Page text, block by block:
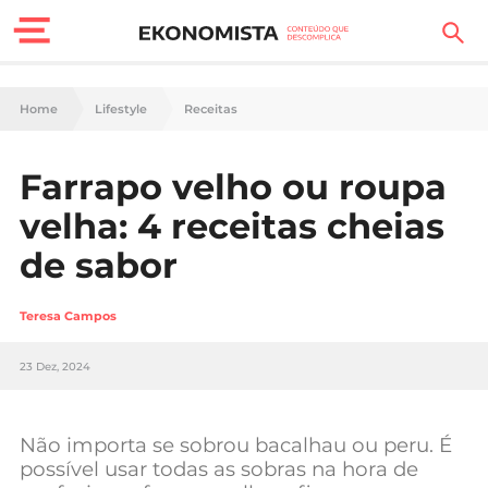
Finanças Pessoais
Carreira
Casa
Lifestyle
Sociedade
Negócios
Home Lifestyle Receitas
Farrapo velho ou roupa
velha: 4 receitas cheias
de sabor
Teresa Campos
23 Dez, 2024
Não importa se sobrou bacalhau ou peru. É
possível usar todas as sobras na hora de